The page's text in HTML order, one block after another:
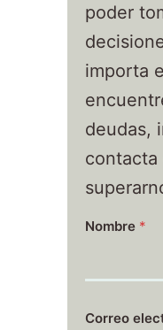
poder
importa
deudas,
contacta
Nombre *
Correo